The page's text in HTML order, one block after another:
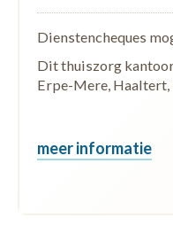
Dienstencheques
Dit thuiszorg
Erpe-Mere,
meer informatie